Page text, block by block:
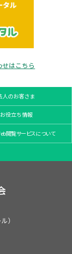
はこちら
人のお客さま
お役立ち情報
閲覧サービスについて
）